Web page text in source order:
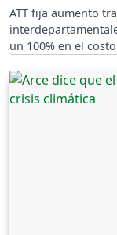
ATT fija aumento
un 100% en el